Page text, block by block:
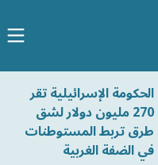
الحكومة الإسرائيلية تقر
270 مليون دولار لشق
طرق تربط المستوطنات
في الضفة الغربية